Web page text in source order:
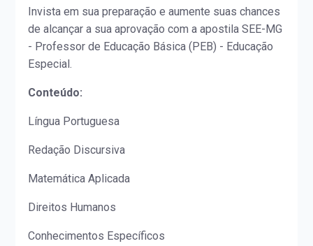
Invista em sua preparação e aumente suas chances
de alcançar a sua aprovação com a apostila SEE-MG
- Professor de Educação Básica (PEB) - Educação
Especial.
Conteúdo:
Língua Portuguesa
Redação Discursiva
Matemática Aplicada
Direitos Humanos
Conhecimentos Específicos